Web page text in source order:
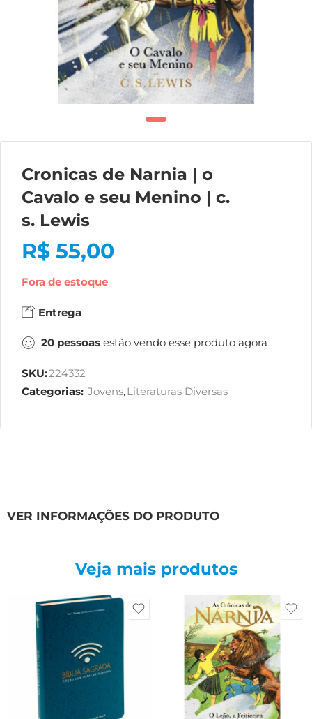
Cronicas de Narnia | o
Cavalo e seu Menino | c.
s. Lewis
R$ 55,00
Fora de estoque
Entrega
20 pessoas estão vendo esse produto agora
SKU:224332
Categorias: Jovens,Literaturas Diversas
VER INFORMAÇÕES DO PRODUTO
Veja mais produtos